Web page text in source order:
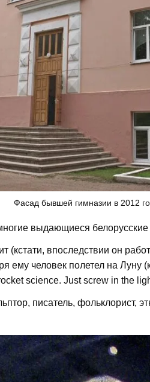
Фасад бывшей гимназии в 2012
выдающиеся белорусские
(кстати, впоследствии он
ему человек полетел на Луну
science. Just screw in the
писатель, фольклорист,